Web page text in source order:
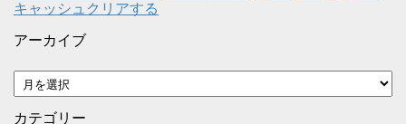
キャッシュクリアする
アーカイブ
ア
ー
カ
カテゴリー